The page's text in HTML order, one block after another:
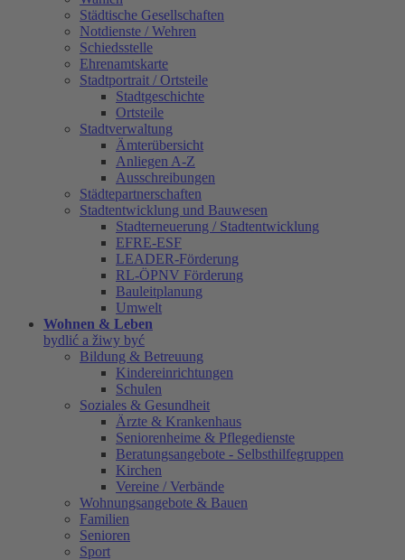
Städtische Gesellschaften
Notdienste / Wehren
Schiedsstelle
Ehrenamtskarte
Stadtportrait / Ortsteile
Stadtgeschichte
Ortsteile
Stadtverwaltung
Ämterübersicht
Anliegen A-Z
Ausschreibungen
Städtepartnerschaften
Stadtentwicklung und Bauwesen
Stadterneuerung / Stadtentwicklung
EFRE-ESF
LEADER-Förderung
RL-ÖPNV Förderung
Bauleitplanung
Umwelt
Wohnen & Leben
bydlić a žiwy być
Bildung & Betreuung
Kindereinrichtungen
Schulen
Soziales & Gesundheit
Ärzte & Krankenhaus
Seniorenheime & Pflegedienste
Beratungsangebote - Selbsthilfegruppen
Kirchen
Vereine / Verbände
Wohnungsangebote & Bauen
Familien
Senioren
Sport